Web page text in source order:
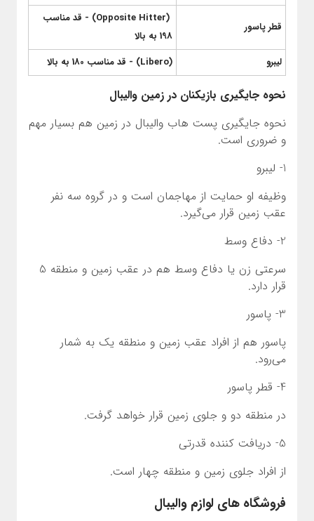
قطر پاسور
(Opposite Hitter) - قد مناسب
198 به بالا
لیبرو
(Libero) - قد مناسب 180 به بالا
نحوه جایگیری بازیکنان در زمین والیبال
نحوه جایگیری پست هاب والیبال در زمین هم بسیار مهم
و ضروری است.
1- لیبرو
وظیفه او حمایت از مهاجمان است و در گروه سه نفر
عقب زمین قرار می‌گیرد.
2- دفاع وسط
سرعتی زن یا دفاع وسط هم در عقب زمین و منطقه 5
قرار دارد.
3- پاسور
پاسور هم از افراد عقب زمین و منطقه یک به شمار
می‌رود.
4- قطر پاسور
در منطقه دو و جلوی زمین قرار خواهد گرفت.
5- دریافت کننده قدرتی
از افراد جلوی زمین و منطقه چهار است.
فروشگاه های لوازم والیبال